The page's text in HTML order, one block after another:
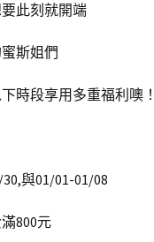
此刻就開端
斯姐們
時段享用多重福利噢！
與01/01-01/08
800元